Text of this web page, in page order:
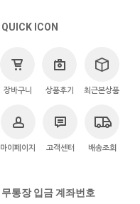
브랜드
QUICK ICON
장바구니 상품후기 최근본상품
마이페이지 고객센터 배송조회
무통장 입금 계좌번호
> 쿄우마 > 예약상품